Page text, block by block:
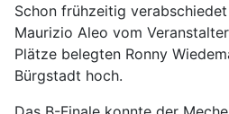
Schon frühzeitig
Maurizio Aleo vom
Plätze belegten Ronny
Bürgstadt hoch.